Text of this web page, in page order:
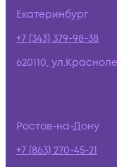
Екатеринбург
+7 (343) 379-98-38
620110,
Ростов-на-Дону
+7 (863) 270-45-21